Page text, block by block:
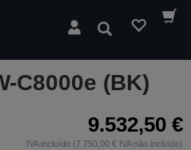
Pesquisar
C8000e (BK)
9.532,50 €
IVA incluído (7.750,00 € IVA não incluído)